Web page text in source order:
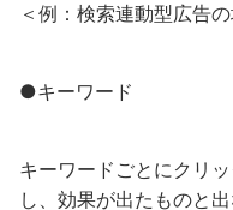
＜例：検索連動型広告の
●キーワード
キーワードごとにクリ
し、効果が出たものと